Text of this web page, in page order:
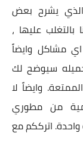
يشرح بعض
عليها ،
مشاكل وايضاً
سيوضح لك
وايضاً لا
من مطوري
واحدة. اترككم مع